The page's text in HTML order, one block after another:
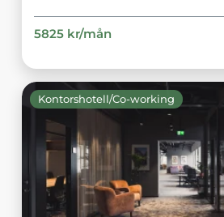
5825kr/mån
Kontorshotell/Co-working